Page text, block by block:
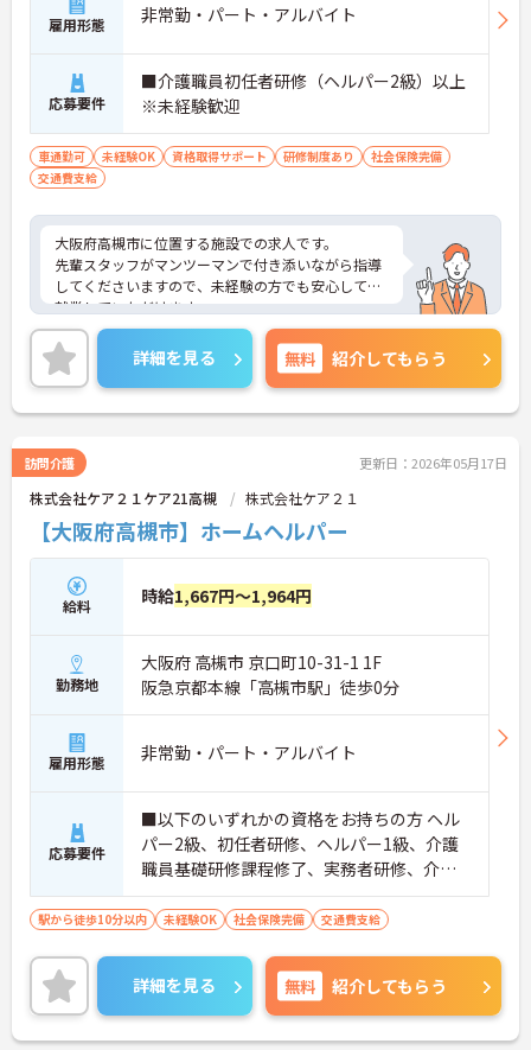
雇用形態 非常勤・パート・アルバイト
応募要件
■介護職員初任者研修（ヘルパー2級）以上
※未経験歓迎
車通勤可 未経験OK 資格取得サポート 研修制度あり
社会保険完備
交通費支給
大阪府高槻市に位置する施設での求人です。
先輩スタッフがマンツーマンで付き添いながら指導
してくださいますので、未経験の方でも安心してご
就業していただけます。
職場での頑張りや、スキルアップもしっかりチェッ
クしてくれます。
ご興味のある方は、お気軽にお問い合わせくださ
い。
詳細を見る 無料 紹介してもらう
訪問介護 更新日：2026年05月17日
株式会社ケア２１ケア21高槻 株式会社ケア２１
【大阪府高槻市】ホームヘルパー
給料 時給1,667円～1,964円
勤務地
大阪府 高槻市 京口町10-31-1 1F
阪急京都本線「高槻市駅」徒歩0分
雇用形態 非常勤・パート・アルバイト
応募要件
■以下のいずれかの資格をお持ちの方 ヘル
パー2級、初任者研修、ヘルパー1級、介護
職員基礎研修課程修了、実務者研修、介護
福祉士
駅から徒歩10分以内 未経験OK 社会保険完備 交通費支給
詳細を見る 無料 紹介してもらう